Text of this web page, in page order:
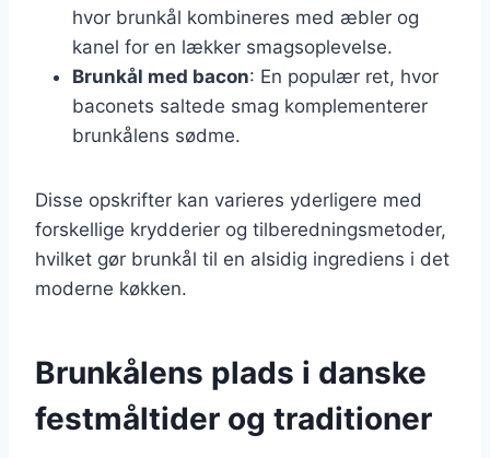
hvor brunkål kombineres med æbler og
kanel for en lækker smagsoplevelse.
Brunkål med bacon: En populær ret, hvor
baconets saltede smag komplementerer
brunkålens sødme.
Disse opskrifter kan varieres yderligere med
forskellige krydderier og tilberedningsmetoder,
hvilket gør brunkål til en alsidig ingrediens i det
moderne køkken.
Brunkålens plads i danske
festmåltider og traditioner